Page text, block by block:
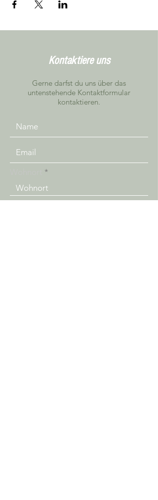
Kontaktiere uns
Gerne darfst du uns über das
untenstehende Kontaktformular
kontaktieren.